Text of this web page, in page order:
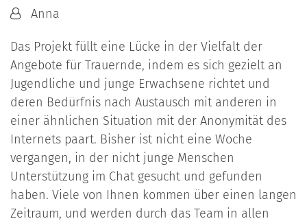
Von:Anna
Das Projekt füllt eine Lücke in der Vielfalt der
Angebote für Trauernde, indem es sich gezielt an
Jugendliche und junge Erwachsene richtet und
deren Bedürfnis nach Austausch mit anderen in
einer ähnlichen Situation mit der Anonymität des
Internets paart. Bisher ist nicht eine Woche
vergangen, in der nicht junge Menschen
Unterstützung im Chat gesucht und gefunden
haben. Viele von Ihnen kommen über einen langen
Zeitraum, und werden durch das Team in allen